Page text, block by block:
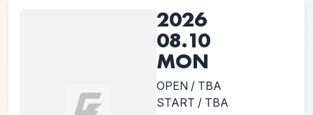
2026
08.10
MON
OPEN / TBA
START / TBA